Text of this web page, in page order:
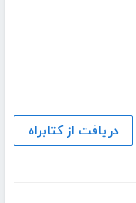
دریافت از کتابراه